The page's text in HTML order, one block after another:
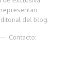
del blog.
Contacto: